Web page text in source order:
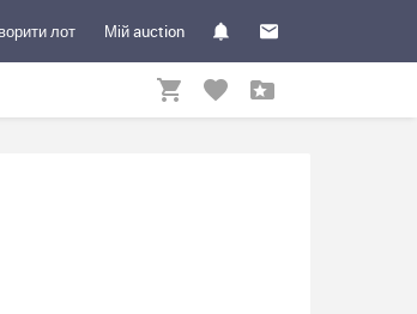
Мій auction
лот